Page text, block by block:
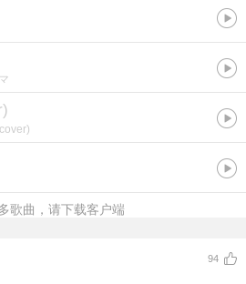
歌曲，请下载客户端
94